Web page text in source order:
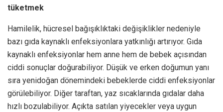
tüketmek
Hamilelik, hücresel bağışıklıktaki değişiklikler nedeniyle
bazı gıda kaynaklı enfeksiyonlara yatkınlığı artırıyor. Gıda
kaynaklı enfeksiyonlar hem anne hem de bebek açısından
ciddi sonuçlar doğurabiliyor. Düşük ve erken doğumun yanı
sıra yenidoğan dönemindeki bebeklerde ciddi enfeksiyonlar
görülebiliyor. Diğer taraftan, yaz sıcaklarında gıdalar daha
hızlı bozulabiliyor. Açıkta satılan yiyecekler veya uygun